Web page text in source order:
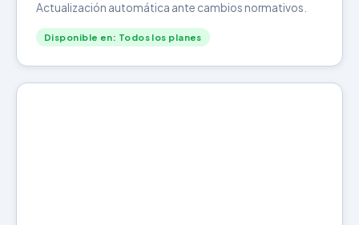
Actualización automática ante cambios normativos.
Disponible en: Todos los planes